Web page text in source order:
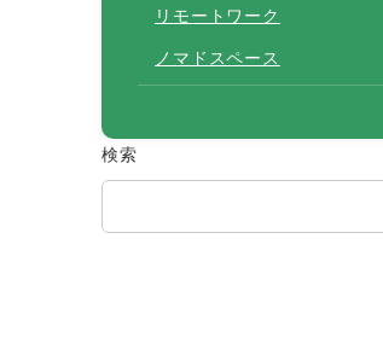
リモートワーク
ノマドスペース
検索